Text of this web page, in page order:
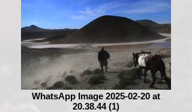
WhatsApp Image 2025-02-20 at
20.38.44 (1)